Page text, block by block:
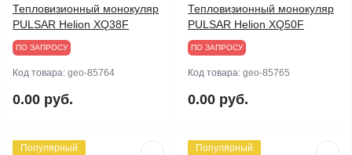
Тепловизионный монокуляр
PULSAR Helion XQ38F
ПО ЗАПРОСУ
Код товара: geo-85764
0.00 руб.
Тепловизионный монокуляр
PULSAR Helion XQ50F
ПО ЗАПРОСУ
Код товара: geo-85765
0.00 руб.
Популярный Популярный